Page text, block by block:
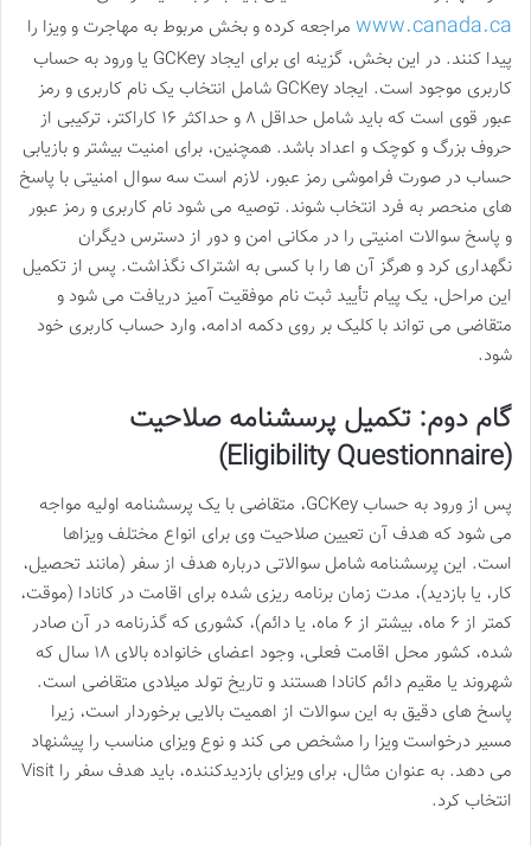
www.canada.ca مراجعه کرده و بخش مربوط به مهاجرت و ویزا را
پیدا کنند. در این بخش، گزینه ای برای ایجاد GCKey یا ورود به حساب
کاربری موجود است. ایجاد GCKey شامل انتخاب یک نام کاربری و رمز
عبور قوی است که باید شامل حداقل ۸ و حداکثر ۱۶ کاراکتر، ترکیبی از
حروف بزرگ و کوچک و اعداد باشد. همچنین، برای امنیت بیشتر و بازیابی
حساب در صورت فراموشی رمز عبور، لازم است سه سوال امنیتی با پاسخ
های منحصر به فرد انتخاب شوند. توصیه می شود نام کاربری و رمز عبور
و پاسخ سوالات امنیتی را در مکانی امن و دور از دسترس دیگران
نگهداری کرد و هرگز آن ها را با کسی به اشتراک نگذاشت. پس از تکمیل
این مراحل، یک پیام تأیید ثبت نام موفقیت آمیز دریافت می شود و
متقاضی می تواند با کلیک بر روی دکمه ادامه، وارد حساب کاربری خود
شود.
گام دوم: تکمیل پرسشنامه صلاحیت
(Eligibility Questionnaire)
پس از ورود به حساب GCKey، متقاضی با یک پرسشنامه اولیه مواجه
می شود که هدف آن تعیین صلاحیت وی برای انواع مختلف ویزاها
است. این پرسشنامه شامل سوالاتی درباره هدف از سفر (مانند تحصیل،
کار، یا بازدید)، مدت زمان برنامه ریزی شده برای اقامت در کانادا (موقت،
کمتر از ۶ ماه، بیشتر از ۶ ماه، یا دائم)، کشوری که گذرنامه در آن صادر
شده، کشور محل اقامت فعلی، وجود اعضای خانواده بالای ۱۸ سال که
شهروند یا مقیم دائم کانادا هستند و تاریخ تولد میلادی متقاضی است.
پاسخ های دقیق به این سوالات از اهمیت بالایی برخوردار است، زیرا
مسیر درخواست ویزا را مشخص می کند و نوع ویزای مناسب را پیشنهاد
می دهد. به عنوان مثال، برای ویزای بازدیدکننده، باید هدف سفر را Visit
انتخاب کرد.